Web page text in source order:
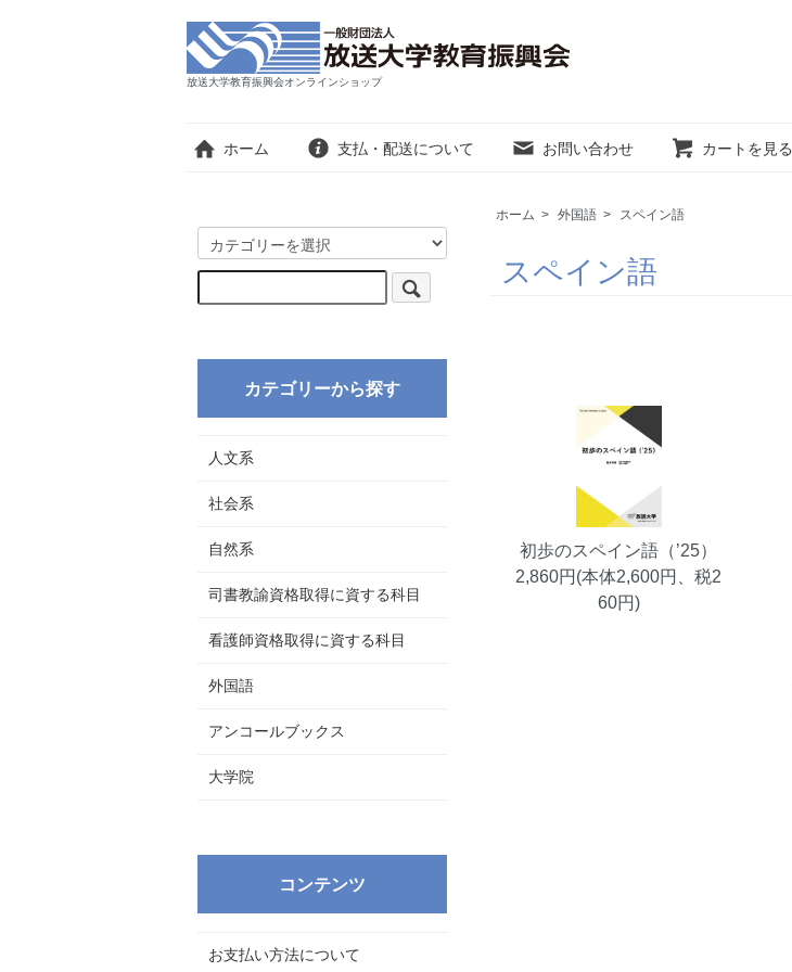
放送大学教育振興会オンラインショップ
ホーム 支払・配送について お問い合わせ カートを見る
ホーム > 外国語 > スペイン語
スペイン語
初歩のスペイン語（’25）
2,860円(本体2,600円、税2
60円)
カテゴリーから探す
人文系
社会系
自然系
司書教諭資格取得に資する科目
看護師資格取得に資する科目
外国語
アンコールブックス
大学院
コンテンツ
お支払い方法について